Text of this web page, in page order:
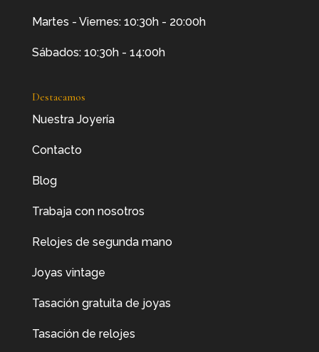
Martes - Viernes: 10:30h - 20:00h
Sábados: 10:30h - 14:00h
Destacamos
Nuestra Joyería
Contacto
Blog
Trabaja con nosotros
Relojes de segunda mano
Joyas vintage
Tasación gratuita de joyas
Tasación de relojes